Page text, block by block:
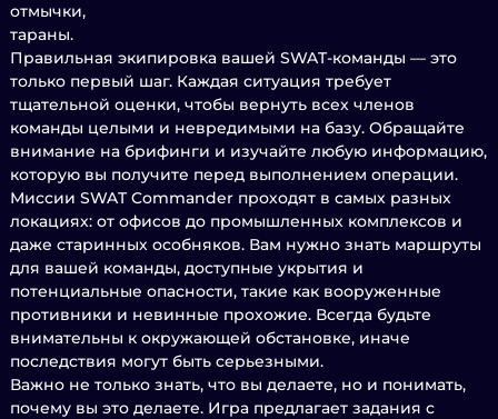
отмычки,
тараны.
Правильная экипировка вашей SWAT-команды — это
только первый шаг. Каждая ситуация требует
тщательной оценки, чтобы вернуть всех членов
команды целыми и невредимыми на базу. Обращайте
внимание на брифинги и изучайте любую информацию,
которую вы получите перед выполнением операции.
Миссии SWAT Commander проходят в самых разных
локациях: от офисов до промышленных комплексов и
даже старинных особняков. Вам нужно знать маршруты
для вашей команды, доступные укрытия и
потенциальные опасности, такие как вооруженные
противники и невинные прохожие. Всегда будьте
внимательны к окружающей обстановке, иначе
последствия могут быть серьезными.
Важно не только знать, что вы делаете, но и понимать,
почему вы это делаете. Игра предлагает задания с